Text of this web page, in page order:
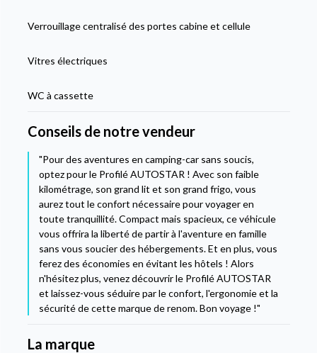
Verrouillage centralisé des portes cabine et cellule
Vitres électriques
WC à cassette
Conseils de notre vendeur
"Pour des aventures en camping-car sans soucis,
optez pour le Profilé AUTOSTAR ! Avec son faible
kilométrage, son grand lit et son grand frigo, vous
aurez tout le confort nécessaire pour voyager en
toute tranquillité. Compact mais spacieux, ce véhicule
vous offrira la liberté de partir à l'aventure en famille
sans vous soucier des hébergements. Et en plus, vous
ferez des économies en évitant les hôtels ! Alors
n'hésitez plus, venez découvrir le Profilé AUTOSTAR
et laissez-vous séduire par le confort, l'ergonomie et la
sécurité de cette marque de renom. Bon voyage !"
La marque